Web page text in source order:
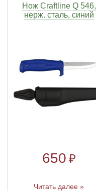
Нож Craftline Q 546,
нерж. сталь, синий
650 ₽
Читать далее »